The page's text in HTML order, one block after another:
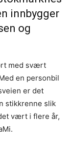
innbygger
og
med svært
en personbil
er det
stikkrenne slik
vært i flere år,